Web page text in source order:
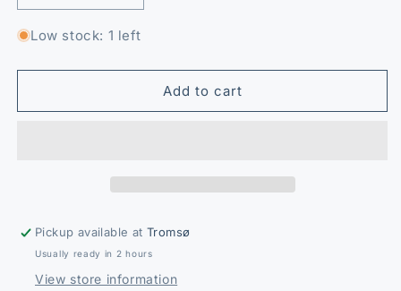
quantity
for
hytte
quantity
for
hytte
Low stock: 1 left
Add to cart
Pickup available atTromsø
Usually ready in 2 hours
View store information